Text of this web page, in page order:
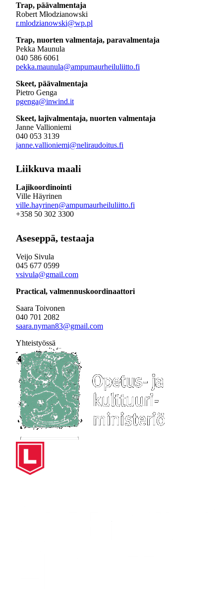
Trap, päävalmentaja
Robert Młodzianowski
r.mlodzianowski@wp.pl
Trap, nuorten valmentaja, paravalmentaja
Pekka Maunula
040 586 6061
pekka.maunula@ampumaurheiluliitto.fi
Skeet, päävalmentaja
Pietro Genga
pgenga@inwind.it
Skeet, lajivalmentaja, nuorten valmentaja
Janne Vallioniemi
040 053 3139
janne.vallioniemi@neliraudoitus.fi
Liikkuva maali
Lajikoordinointi
Ville Häyrinen
ville.hayrinen@ampumaurheiluliitto.fi
+358 50 302 3300
Aseseppä, testaaja
Veijo Sivula
045 677 0599
vsivula@gmail.com
Practical, valmennuskoordinaattori
Saara Toivonen
040 701 2082
saara.nyman83@gmail.com
Yhteistyössä